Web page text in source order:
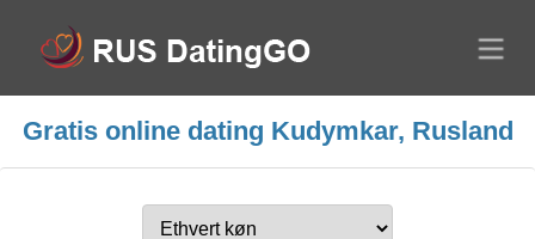
Gratis online dating Kudymkar, Rusland